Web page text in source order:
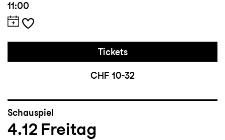
11:00
Tickets
CHF 10-32
Schauspiel
4.12 Freitag